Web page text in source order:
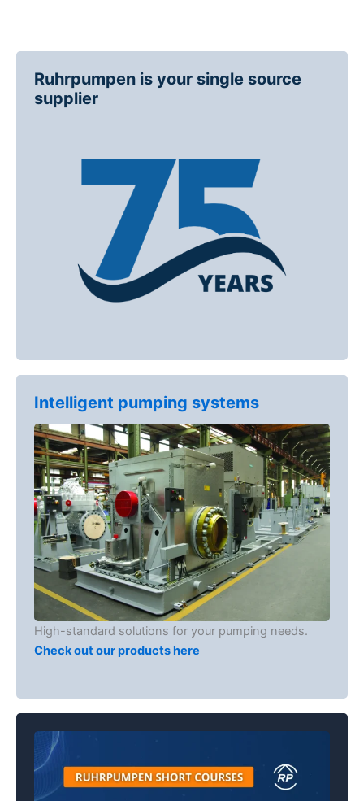
Ruhrpumpen is your single source
supplier
Intelligent pumping systems
High-standard solutions for your pumping needs.
Check out our products here